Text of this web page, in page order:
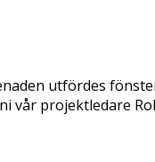
utfördes
vår projektledare